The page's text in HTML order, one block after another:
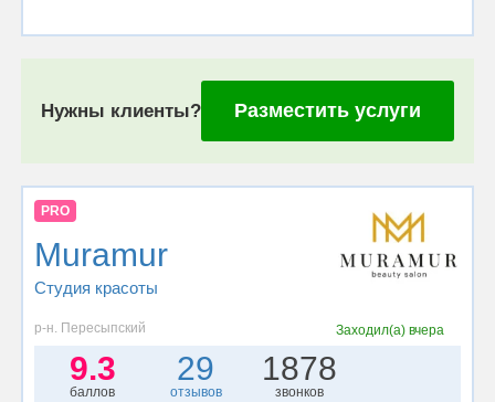
Нужны клиенты? Разместить услуги
PRO
Muramur
Студия красоты
р-н. Пересыпский Заходил(а) вчера
9.3
баллов
29
отзывов
1878
звонков